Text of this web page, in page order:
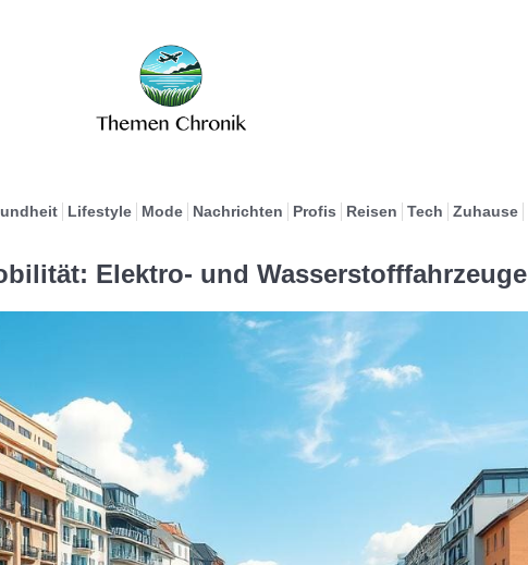
Lifestyle Mode Nachrichten Profis Reisen Tech Zuhause
Elektro- und Wasserstofffahrzeuge